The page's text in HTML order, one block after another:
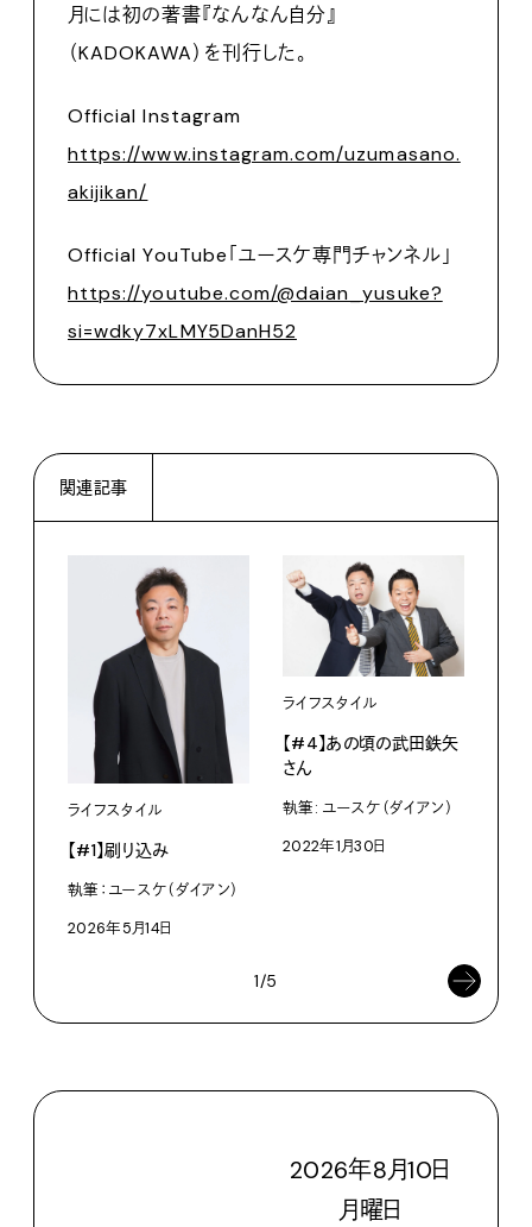
月には初の著書『なんなん自分』
（KADOKAWA）を刊行した。
Official Instagram
https://www.instagram.com/uzumasano.
akijikan/
Official YouTube「ユースケ専門チャンネル」
https://youtube.com/@daian_yusuke?
si=wdky7xLMY5DanH52
関連記事
ライフスタイル
【#1】刷り込み
執筆：ユースケ（ダイアン）
2026年5月14日
ライフスタイル
【#4】あの頃の武田鉄矢
さん
執筆: ユースケ（ダイアン）
2022年1月30日
1/5
2026年8月10日
月曜日